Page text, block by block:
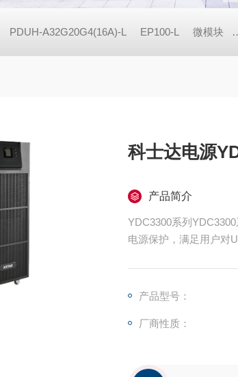
PDUH-A32G20G4(16A)-L EP100-L 微模块
科士达电源
产品简介
YDC3300系列
电源保护，满足用户对
产品型号：
厂商性质：